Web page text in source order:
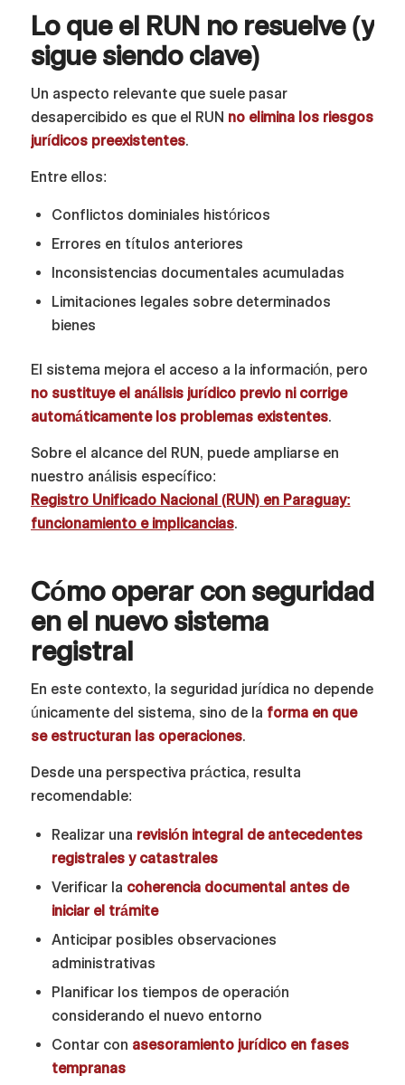
Lo que el RUN no resuelve (y
sigue siendo clave)
Un aspecto relevante que suele pasar
desapercibido es que el RUN no elimina los riesgos
jurídicos preexistentes.
Entre ellos:
Conflictos dominiales históricos
Errores en títulos anteriores
Inconsistencias documentales acumuladas
Limitaciones legales sobre determinados
bienes
El sistema mejora el acceso a la información, pero
no sustituye el análisis jurídico previo ni corrige
automáticamente los problemas existentes.
Sobre el alcance del RUN, puede ampliarse en
nuestro análisis específico:
Registro Unificado Nacional (RUN) en Paraguay:
funcionamiento e implicancias.
Cómo operar con seguridad
en el nuevo sistema
registral
En este contexto, la seguridad jurídica no depende
únicamente del sistema, sino de la forma en que
se estructuran las operaciones.
Desde una perspectiva práctica, resulta
recomendable:
Realizar una revisión integral de antecedentes
registrales y catastrales
Verificar la coherencia documental antes de
iniciar el trámite
Anticipar posibles observaciones
administrativas
Planificar los tiempos de operación
considerando el nuevo entorno
Contar con asesoramiento jurídico en fases
tempranas